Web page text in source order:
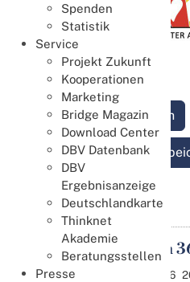
Spenden
Statistik
Service
Projekt Zukunft
Kooperationen
Marketing
Bridge Magazin
Download Center
DBV Datenbank
DBV
Ergebnisanzeige
Deutschlandkarte
Thinknet
Akademie
Beratungsstellen
Presse
Anmelden
Termin
Details
11
Aug.
Spielplan
11.08.2026